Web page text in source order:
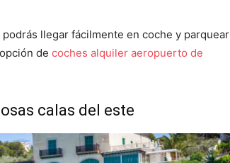
llegar fácilmente en coche y parquear
de coches alquiler aeropuerto de
calas del este